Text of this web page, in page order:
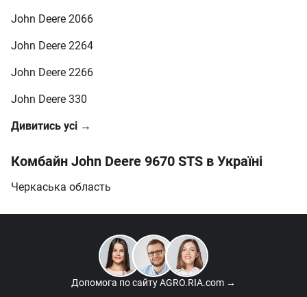
John Deere 2066
John Deere 2264
John Deere 2266
John Deere 330
Дивитись усі →
Комбайн John Deere 9670 STS в Україні
Черкаська область
Допомога по сайтуAGRO.RIA.com →